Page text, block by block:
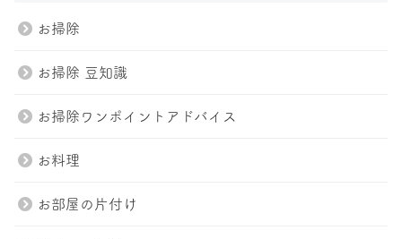
お掃除
お掃除 豆知識
お掃除ワンポイントアドバイス
お料理
お部屋の片付け